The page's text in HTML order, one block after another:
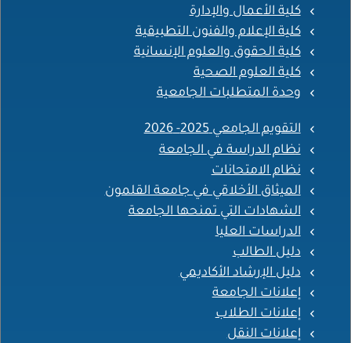
كلية الأعمال والإدارة
كلية الإعلام والفنون التطبيقية
كلية الحقوق والعلوم الإنسانية
كلية العلوم الصحية
وحدة المتطلبات الجامعية
التقويم الجامعي 2025- 2026
نظام الدراسة في الجامعة
نظام الامتحانات
الميثاق الأخلاقي في جامعة القلمون
الشهادات التي تمنحها الجامعة
الدراسات العليا
دليل الطالب
دليل الإرشاد الأكاديمي
إعلانات الجامعة
إعلانات الطلاب
إعلانات النقل